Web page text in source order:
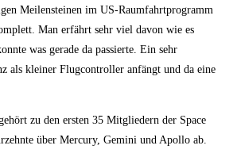
Meilensteinen im US-Raumfahrtprogramm
Man erfährt sehr viel davon wie es
was gerade da passierte. Ein sehr
als kleiner Flugcontroller anfängt und da eine
zu den ersten 35 Mitgliedern der Space
über Mercury, Gemini und Apollo ab.